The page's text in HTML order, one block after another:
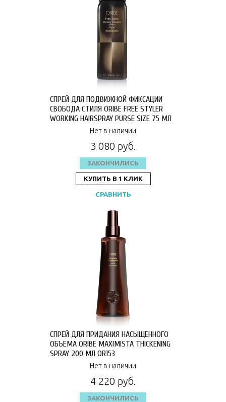
СПРЕЙ ДЛЯ ПОДВИЖНОЙ ФИКСАЦИИ
СВОБОДА СТИЛЯ ORIBE FREE STYLER
WORKING HAIRSPRAY PURSE SIZE 75 МЛ
Нет в наличии
3 080 руб.
ЗАКОНЧИЛИСЬ
КУПИТЬ В 1 КЛИК
СРАВНИТЬ
СПРЕЙ ДЛЯ ПРИДАНИЯ НАСЫЩЕННОГО
ОБЪЕМА ORIBE MAXIMISTA THICKENING
SPRAY 200 МЛ OR153
Нет в наличии
4 220 руб.
ЗАКОНЧИЛИСЬ